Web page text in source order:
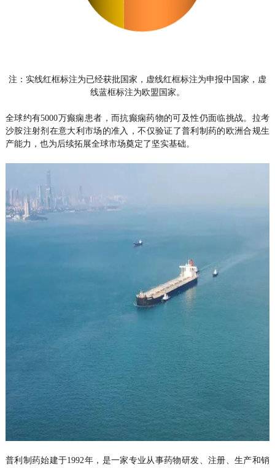
注：实线红框标注为已经获批国家，虚线红框标注为申报中国家，虚
线蓝框标注为欧盟国家。
全球约有5000万癫痫患者，而抗癫痫药物的可及性仍面临挑战。拉考
沙胺注射剂在意大利市场的准入，不仅验证了普利制药的欧洲合规生
产能力，也为后续拓展全球市场奠定了坚实基础。
普利制药始建于1992年，是一家专业从事药物研发、注册、生产和销